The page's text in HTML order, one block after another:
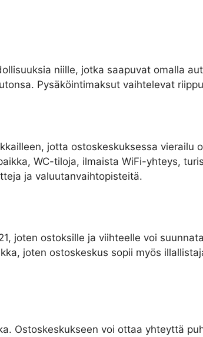
niille, jotka saapuvat omalla
Pysäköintimaksut vaihtelevat
jotta ostoskeskuksessa vierailu
WC-tiloja, ilmaista WiFi-yhteys,
ja valuutanvaihtopisteitä.
joten ostoksille ja viihteelle voi
joten ostoskeskus sopii myös
Ostoskeskukseen voi ottaa yhteyttä